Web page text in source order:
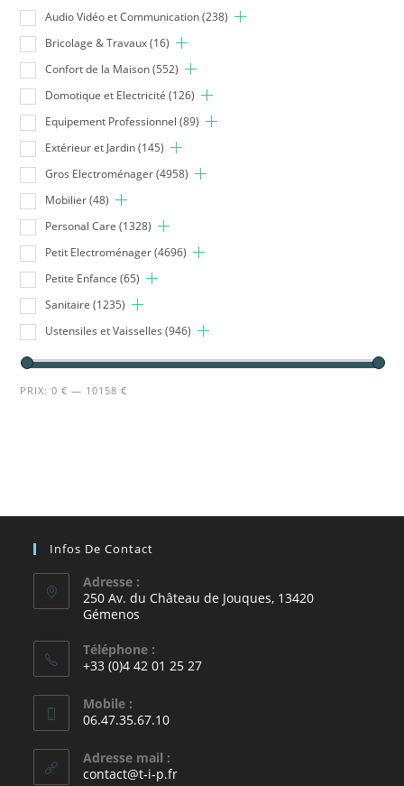
Audio Vidéo et Communication (238)
Bricolage & Travaux (16)
Confort de la Maison (552)
Domotique et Electricité (126)
Equipement Professionnel (89)
Extérieur et Jardin (145)
Gros Electroménager (4958)
Mobilier (48)
Personal Care (1328)
Petit Electroménager (4696)
Petite Enfance (65)
Sanitaire (1235)
Ustensiles et Vaisselles (946)
PRIX:0 € — 10158 €
Infos De Contact
Adresse :
250 Av. du Château de Jouques, 13420
Gémenos
Téléphone :
+33 (0)4 42 01 25 27
Mobile :
06.47.35.67.10
Adresse mail :
contact@t-i-p.fr